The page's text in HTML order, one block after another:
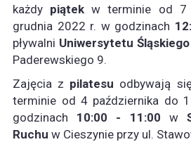
każdy piątekw terminie od 7
grudnia 2022 r. w godzinach
pływalni Uniwersytetu
Paderewskiego 9.
Zajęcia z pilatesu odbywają
terminie od 4 października do
godzinach 10:00 - 11:00 w
Ruchu w Cieszynie przy ul.